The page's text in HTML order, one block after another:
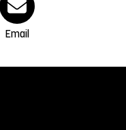
Email